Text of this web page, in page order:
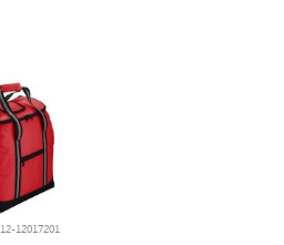
12-12017201